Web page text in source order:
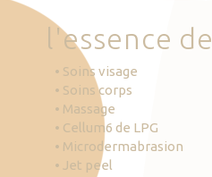
'essence de
• Soins visage
• Soins corps
• Massage
• Cellum6 de LPG
• Microdermabrasion
• Jet peel